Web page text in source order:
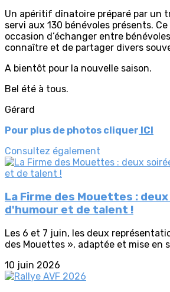
Un apéritif dînatoire préparé par un
servi aux 130 bénévoles présents.
occasion d’échanger entre
connaître et de partager divers
A bientôt pour la nouvelle saison.
Bel été à tous.
Gérard
Pour plus de photos cliquer ICI
Consultez également
La Firme des Mouettes :
d'humour et de talent !
Les 6 et 7 juin, les deux
des Mouettes », adaptée et mise en
10 juin 2026